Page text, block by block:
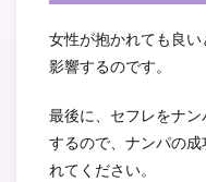
女性が抱かれても良い
影響するのです。
最後に、セフレをナ
するので、ナンパの
れてください。